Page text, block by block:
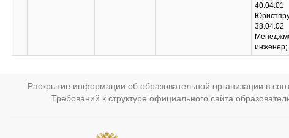
корпуса;
40.04.01
38.04.02
инженер;
Раскрытие информации об образовательной организации в
Требований к структуре официального сайта